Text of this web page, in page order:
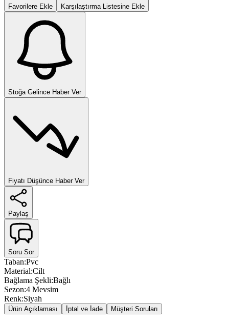
Favorilere Ekle Karşılaştırma Listesine Ekle
Stoğa Gelince Haber Ver
Fiyatı Düşünce Haber Ver
Paylaş
Soru Sor
Taban:Pvc
Material:Cilt
Bağlama Şekli:Bağlı
Sezon:4 Mevsim
Renk:Siyah
Ürün Açıklaması İptal ve İade Müşteri Soruları